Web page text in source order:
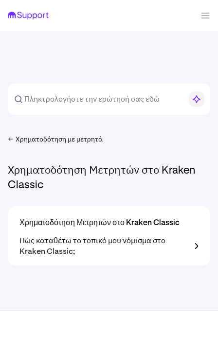
Χρηματοδότηση με μετρητά
Χρηματοδότηση Μετρητών στο Kraken
Classic
Χρηματοδότηση Μετρητών στο Kraken Classic
Πώς καταθέτω το τοπικό μου νόμισμα στο
Kraken Classic;